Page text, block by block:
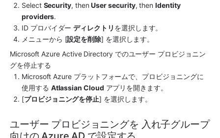
Select Security, then User security, then Identity
providers.
ID プロバイダー ディレクトリ を選択します。
メニューから [設定を削除] を選択します。
Microsoft Azure Active Directory でのユーザー プロビジョニン
グを停止する
Microsoft Azure プラットフォームで、プロビジョニングに
使用する Atlassian Cloud アプリを開きます。
[プロビジョニングを停止] を選択します。
ユーザー プロビジョニングを 入れ子グループ